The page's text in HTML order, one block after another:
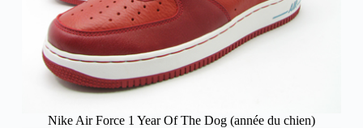
Nike Air Force 1 Year Of The Dog (année du chien)